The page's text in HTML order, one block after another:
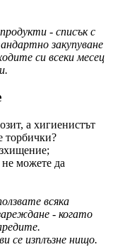
- списък с
закупуване
си всеки месец
а хигиенистът
торбички?
не можете да
всяка
- когато
се изплъзне нищо.